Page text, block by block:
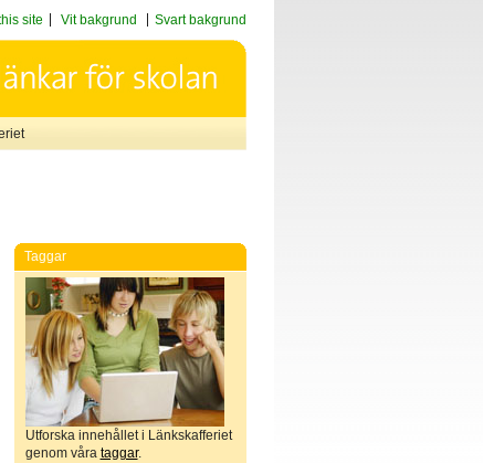
site Vit bakgrund Svart bakgrund
Taggar
Utforska innehållet i Länkskafferiet
genom våra taggar.